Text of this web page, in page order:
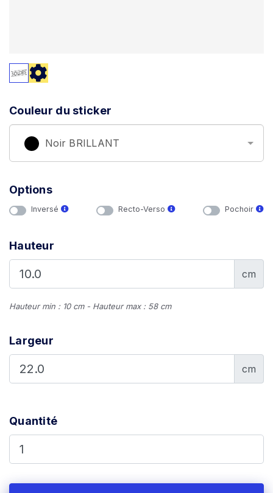
Couleur du sticker
Noir BRILLANT
Options
Inversé Recto-Verso Pochoir
Hauteur
cm
Hauteur min : 10 cm - Hauteur max : 58 cm
Largeur
cm
Quantité